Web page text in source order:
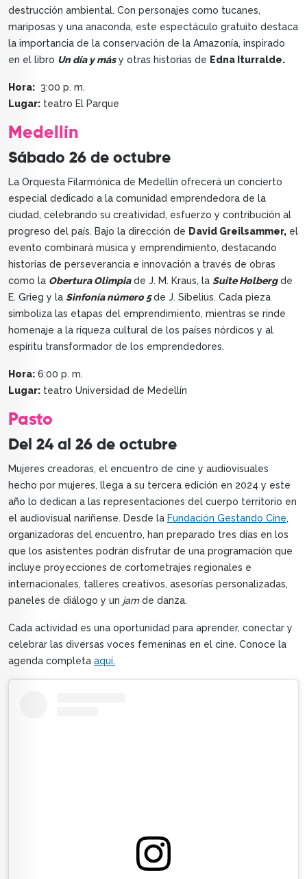
destrucción ambiental. Con personajes como tucanes,
mariposas y una anaconda, este espectáculo gratuito destaca
la importancia de la conservación de la Amazonía, inspirado
en el libro Un día y másy otras historias de Edna Iturralde.
Hora: 3:00 p. m.
Lugar: teatro El Parque
Medellín
Sábado 26 de octubre
La Orquesta Filarmónica de Medellín ofrecerá un concierto
especial dedicado a la comunidad emprendedora de la
ciudad, celebrando su creatividad, esfuerzo y contribución al
progreso del país. Bajo la dirección de David Greilsammer, el
evento combinará música y emprendimiento, destacando
historias de perseverancia e innovación a través de obras
como la Obertura Olimpiade J. M. Kraus, la Suite Holbergde
E. Grieg y la Sinfonía número 5de J. Sibelius. Cada pieza
simboliza las etapas del emprendimiento, mientras se rinde
homenaje a la riqueza cultural de los países nórdicos y al
espíritu transformador de los emprendedores.
Hora: 6:00 p. m.
Lugar: teatro Universidad de Medellín
Pasto
Del 24 al 26 de octubre
Mujeres creadoras, el encuentro de cine y audiovisuales
hecho por mujeres, llega a su tercera edición en 2024 y este
año lo dedican a las representaciones del cuerpo territorio en
el audiovisual nariñense. Desde la Fundación Gestando Cine,
organizadoras del encuentro, han preparado tres días en los
que los asistentes podrán disfrutar de una programación que
incluye proyecciones de cortometrajes regionales e
internacionales, talleres creativos, asesorías personalizadas,
paneles de diálogo y un jamde danza.
Cada actividad es una oportunidad para aprender, conectar y
celebrar las diversas voces femeninas en el cine. Conoce la
agenda completa aquí.